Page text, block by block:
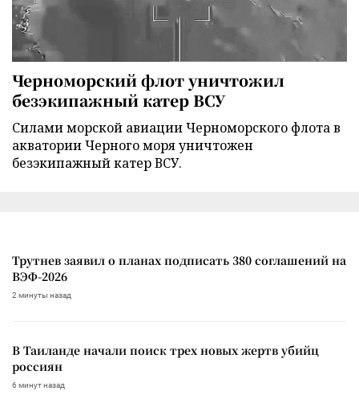
Черноморский флот уничтожил
безэкипажный катер ВСУ
Силами морской авиации Черноморского флота в
акватории Черного моря уничтожен
безэкипажный катер ВСУ.
Трутнев заявил о планах подписать 380 соглашений на
ВЭФ-2026
2 минуты назад
В Таиланде начали поиск трех новых жертв убийц
россиян
6 минут назад